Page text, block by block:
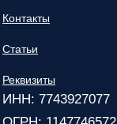
Контакты
Статьи
Реквизиты
ИНН: 7743927077